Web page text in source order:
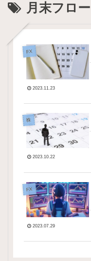
月末フロー
FX
2023.11.23
株
2023.10.22
FX
2023.07.29